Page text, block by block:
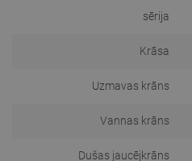
sērija
Krāsa
Uzmavas krāns
Vannas krāns
Dušas jaucējkrāns